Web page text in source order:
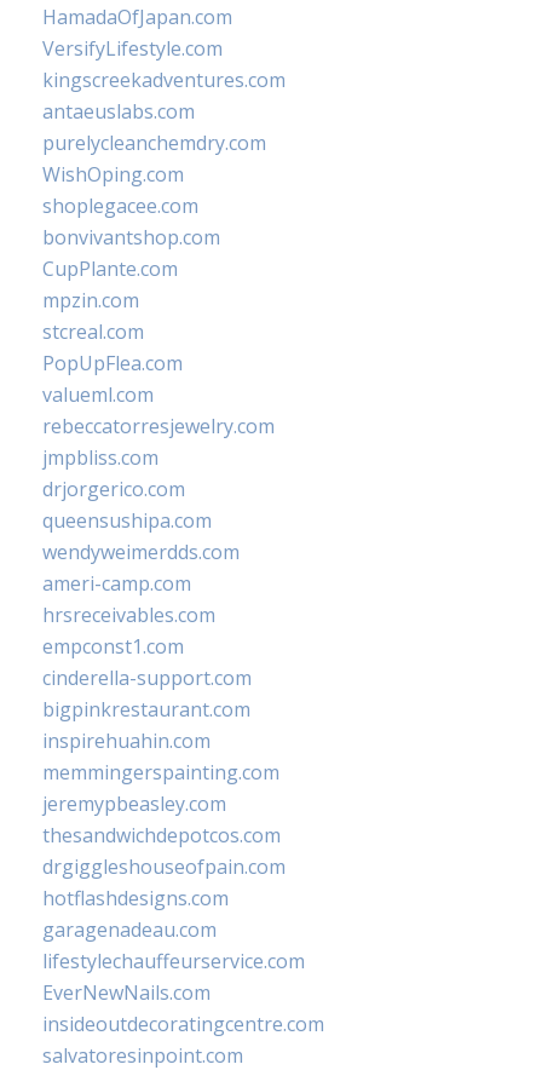
HamadaOfJapan.com
VersifyLifestyle.com
kingscreekadventures.com
antaeuslabs.com
purelycleanchemdry.com
WishOping.com
shoplegacee.com
bonvivantshop.com
CupPlante.com
mpzin.com
stcreal.com
PopUpFlea.com
valueml.com
rebeccatorresjewelry.com
jmpbliss.com
drjorgerico.com
queensushipa.com
wendyweimerdds.com
ameri-camp.com
hrsreceivables.com
empconst1.com
cinderella-support.com
bigpinkrestaurant.com
inspirehuahin.com
memmingerspainting.com
jeremypbeasley.com
thesandwichdepotcos.com
drgiggleshouseofpain.com
hotflashdesigns.com
garagenadeau.com
lifestylechauffeurservice.com
EverNewNails.com
insideoutdecoratingcentre.com
salvatoresinpoint.com